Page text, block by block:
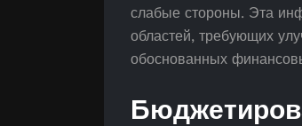
слабые стороны. Эта
областей, требующих
обоснованных